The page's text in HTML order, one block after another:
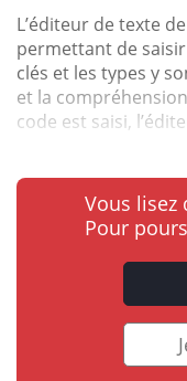
L’éditeur de texte
permettant de
clés et les types y
et la
code est saisi,
Vous lisez
Pour